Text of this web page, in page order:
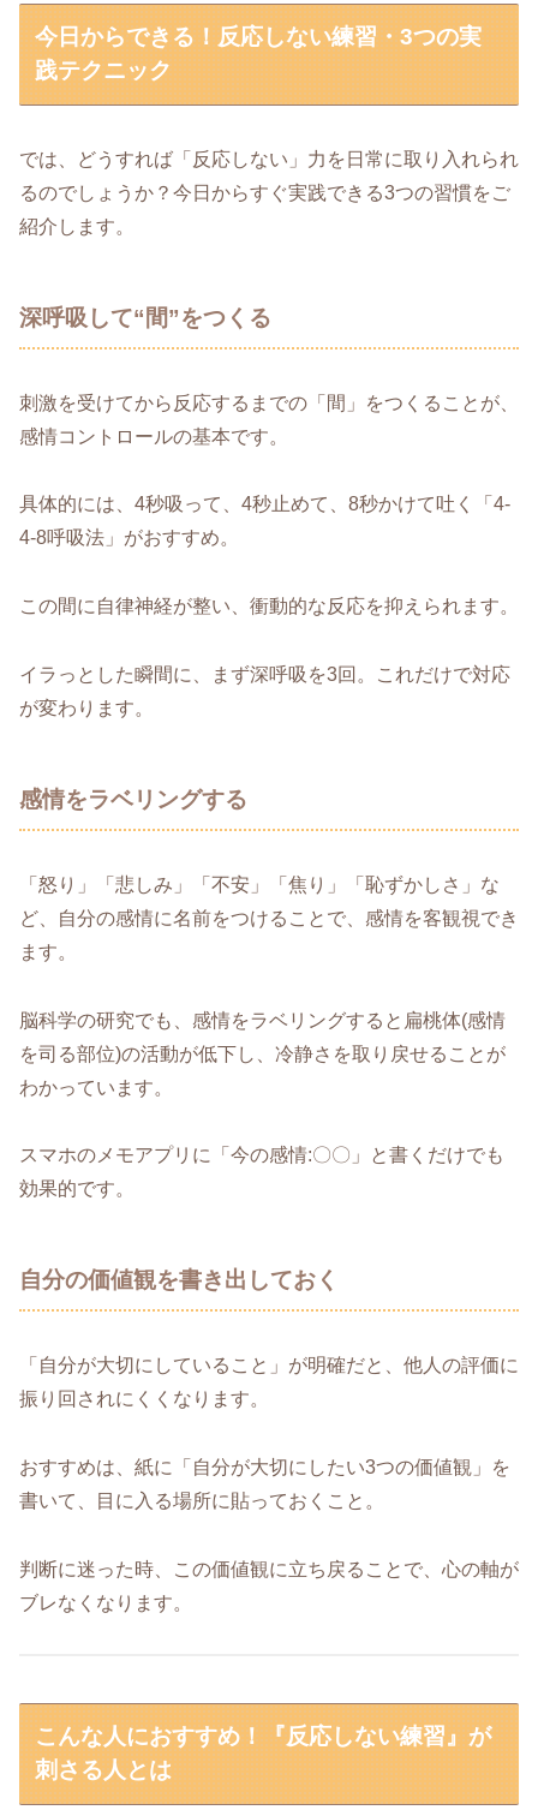
今日からできる！反応しない練習・3つの実
践テクニック
では、どうすれば「反応しない」力を日常に取り入れられ
るのでしょうか？今日からすぐ実践できる3つの習慣をご
紹介します。
深呼吸して“間”をつくる
刺激を受けてから反応するまでの「間」をつくることが、
感情コントロールの基本です。
具体的には、4秒吸って、4秒止めて、8秒かけて吐く「4-
4-8呼吸法」がおすすめ。
この間に自律神経が整い、衝動的な反応を抑えられます。
イラっとした瞬間に、まず深呼吸を3回。これだけで対応
が変わります。
感情をラベリングする
「怒り」「悲しみ」「不安」「焦り」「恥ずかしさ」な
ど、自分の感情に名前をつけることで、感情を客観視でき
ます。
脳科学の研究でも、感情をラベリングすると扁桃体(感情
を司る部位)の活動が低下し、冷静さを取り戻せることが
わかっています。
スマホのメモアプリに「今の感情:〇〇」と書くだけでも
効果的です。
自分の価値観を書き出しておく
「自分が大切にしていること」が明確だと、他人の評価に
振り回されにくくなります。
おすすめは、紙に「自分が大切にしたい3つの価値観」を
書いて、目に入る場所に貼っておくこと。
判断に迷った時、この価値観に立ち戻ることで、心の軸が
ブレなくなります。
こんな人におすすめ！『反応しない練習』が
刺さる人とは